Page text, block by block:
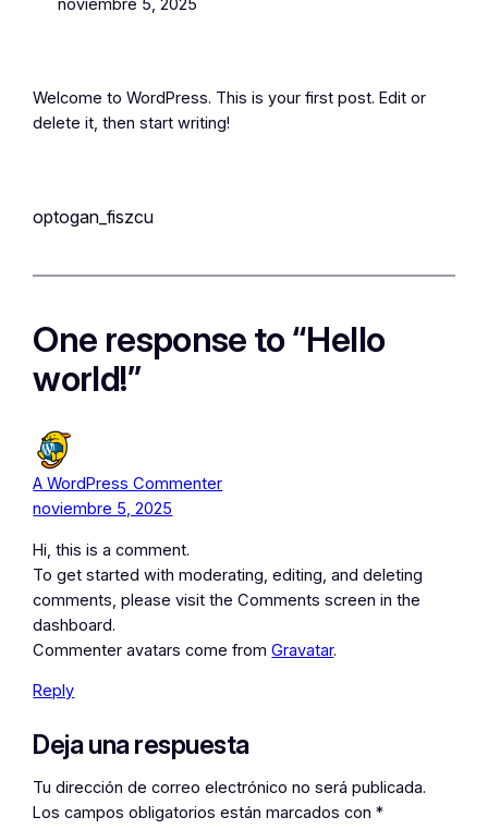
noviembre 5, 2025
Welcome to WordPress. This is your first post. Edit or
delete it, then start writing!
optogan_fiszcu
One response to “Hello
world!”
A WordPress Commenter
noviembre 5, 2025
Hi, this is a comment.
To get started with moderating, editing, and deleting
comments, please visit the Comments screen in the
dashboard.
Commenter avatars come fromGravatar.
Reply
Deja una respuesta
Tu dirección de correo electrónico no será publicada.
Los campos obligatorios están marcados con*